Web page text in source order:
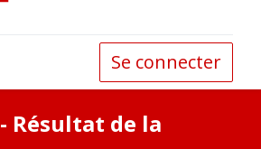
Se connecter
- Résultat de la